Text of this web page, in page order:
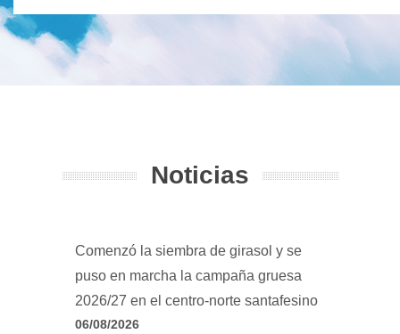
Noticias
Comenzó la siembra de girasol y se
puso en marcha la campaña gruesa
2026/27 en el centro-norte santafesino
06/08/2026